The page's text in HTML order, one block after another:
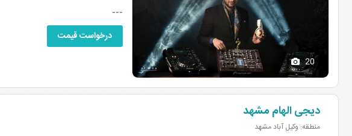
20
---
درخواست قیمت
دیجی الهام مشهد
منطقه: وکیل آباد مشهد